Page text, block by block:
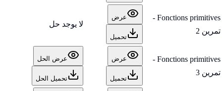
Fonctions primitives -
تمرين 2
عرض
تحميل
لا يوجد حل
Fonctions primitives -
تمرين 3
عرض
تحميل
عرض الحل
تحميل الحل